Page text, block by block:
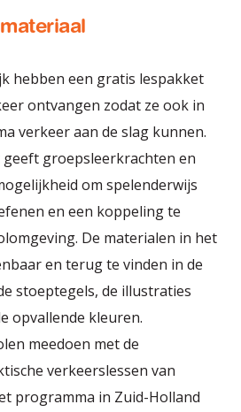
hebben een gratis lespakket
ontvangen zodat ze ook in
verkeer aan de slag kunnen.
groepsleerkrachten en
om spelenderwijs
en een koppeling te
De materialen in het
en terug te vinden in de
stoeptegels, de illustraties
opvallende kleuren.
meedoen met de
verkeerslessen van
programma in Zuid-Holland